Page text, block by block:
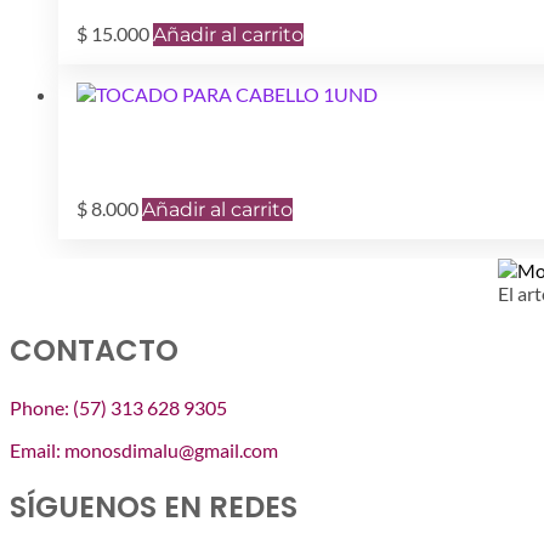
$ 15.000Añadir al carrito
$8.000Añadir al carrito
El
CONTACTO
Phone: (57) 313 628 9305
Email: monosdimalu@gmail.com
SÍGUENOS EN REDES